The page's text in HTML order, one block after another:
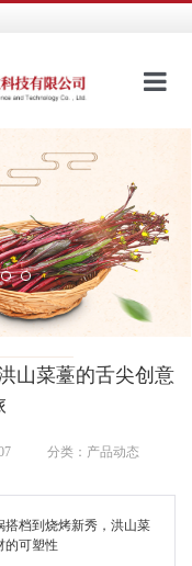
网
视
山菜薹的舌尖创意
分类：产品动态
搭档到烧烤新秀，洪山菜
的可塑性